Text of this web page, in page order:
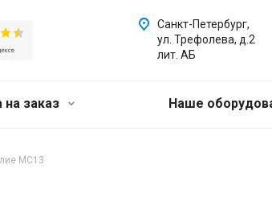
Санкт-Петербург,
ул. Трефолева, д.2
лит. АБ
на заказ Наше
МС13